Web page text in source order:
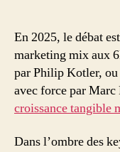
En 2025, le débat
marketing mix aux
par Philip Kotler,
avec force par
croissance tangible
Dans l’ombre des